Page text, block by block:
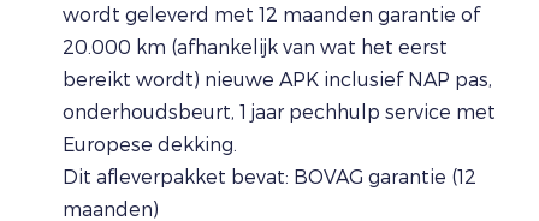
wordt geleverd met 12 maanden garantie of
20.000 km (afhankelijk van wat het eerst
bereikt wordt) nieuwe APK inclusief NAP pas,
onderhoudsbeurt, 1 jaar pechhulp service met
Europese dekking.
Dit afleverpakket bevat: BOVAG garantie (12
maanden)